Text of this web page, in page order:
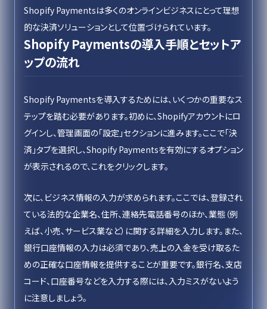
Shopify Paymentsは多くのオンラインビジネスにとって理想
的な決済ソリューションとして位置づけられています。
Shopify Paymentsの導入手順とセットア
ップの流れ
Shopify Paymentsを導入するためには、いくつかの重要なス
テップを踏む必要があります。初めに、Shopifyアカウントにロ
グインし、管理画面の「設定」セクションに進みます。ここで「決
済」タブを選択し、Shopify Paymentsを有効にするオプション
が表示されるので、これをクリックします。
次に、ビジネス情報の入力が求められます。ここでは、登録され
ている法的な企業名、住所、連絡先電話番号のほか、業態（例
えば、小売、サービス業など）に関する詳細を入力します。また、
銀行口座情報の入力は必須であり、売上の入金を受け取るた
めの正確な口座情報を提供することが重要です。銀行名、支店
コード、口座番号などを入力する際には、入力ミスがないよう
に注意しましょう。